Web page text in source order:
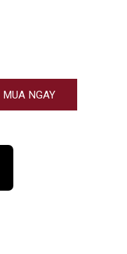
MUA NGAY